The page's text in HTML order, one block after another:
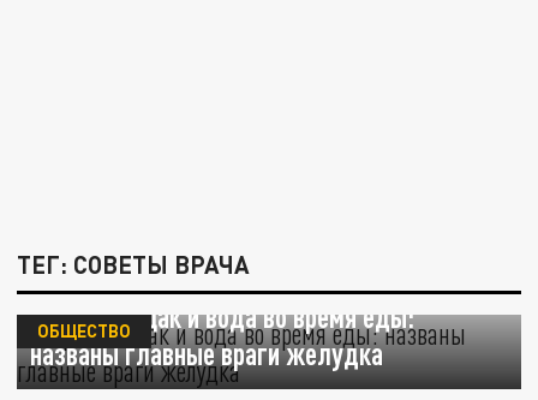
ТЕГ: СОВЕТЫ ВРАЧА
Кофе натощак и вода во время еды:
названы главные враги желудка
ОБЩЕСТВО